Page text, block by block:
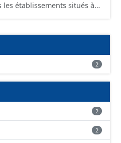
du standard CNIG Sites
pas la référence aux
à ce jour. Il est filtré au-
se limitant aux SCI.
2
2
2